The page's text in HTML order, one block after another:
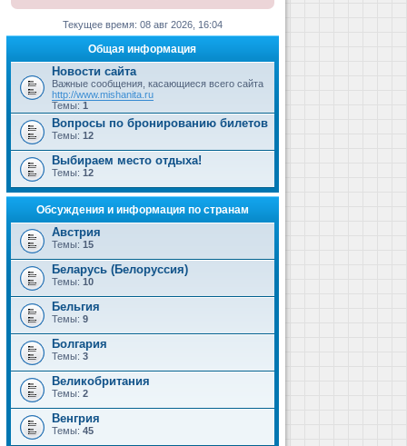
Текущее время: 08 авг 2026, 16:04
Общая информация
Новости сайта
Важные сообщения, касающиеся всего сайта
http://www.mishanita.ru
Темы: 1
Вопросы по бронированию билетов
Темы: 12
Выбираем место отдыха!
Темы: 12
Обсуждения и информация по странам
Австрия
Темы: 15
Беларусь (Белоруссия)
Темы: 10
Бельгия
Темы: 9
Болгария
Темы: 3
Великобритания
Темы: 2
Венгрия
Темы: 45